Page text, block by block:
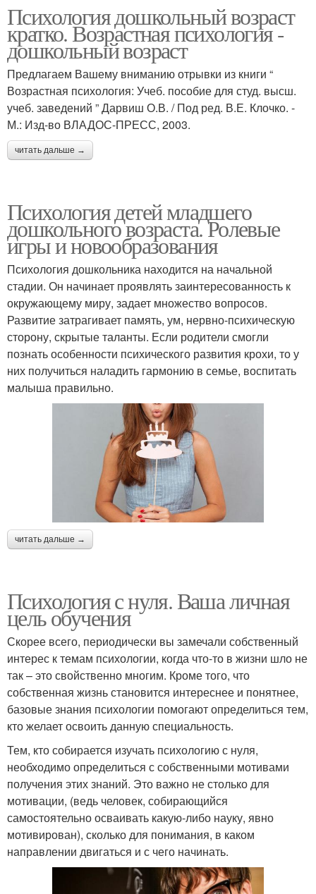
Психология дошкольный возраст
кратко. Возрастная психология -
дошкольный возраст
Предлагаем Вашему вниманию отрывки из книги “
Возрастная психология: Учеб. пособие для студ. высш.
учеб. заведений ” Дарвиш О.В. / Под ред. В.Е. Клочко. -
М.: Изд-во ВЛАДОС-ПРЕСС, 2003.
читать дальше →
Психология детей младшего
дошкольного возраста. Ролевые
игры и новообразования
Психология дошкольника находится на начальной
стадии. Он начинает проявлять заинтересованность к
окружающему миру, задает множество вопросов.
Развитие затрагивает память, ум, нервно-психическую
сторону, скрытые таланты. Если родители смогли
познать особенности психического развития крохи, то у
них получиться наладить гармонию в семье, воспитать
малыша правильно.
читать дальше →
Психология с нуля. Ваша личная
цель обучения
Скорее всего, периодически вы замечали собственный
интерес к темам психологии, когда что-то в жизни шло не
так – это свойственно многим. Кроме того, что
собственная жизнь становится интереснее и понятнее,
базовые знания психологии помогают определиться тем,
кто желает освоить данную специальность.
Тем, кто собирается изучать психологию с нуля,
необходимо определиться с собственными мотивами
получения этих знаний. Это важно не столько для
мотивации, (ведь человек, собирающийся
самостоятельно осваивать какую-либо науку, явно
мотивирован), сколько для понимания, в каком
направлении двигаться и с чего начинать.